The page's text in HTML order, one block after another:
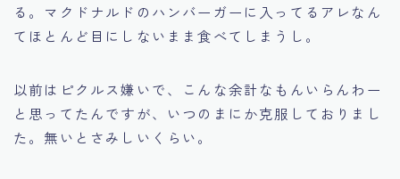
る。マクドナルドのハンバーガーに入ってるアレなん
てほとんど目にしないまま食べてしまうし。
以前はピクルス嫌いで、こんな余計なもんいらんわー
と思ってたんですが、いつのまにか克服しておりまし
た。無いとさみしいくらい。